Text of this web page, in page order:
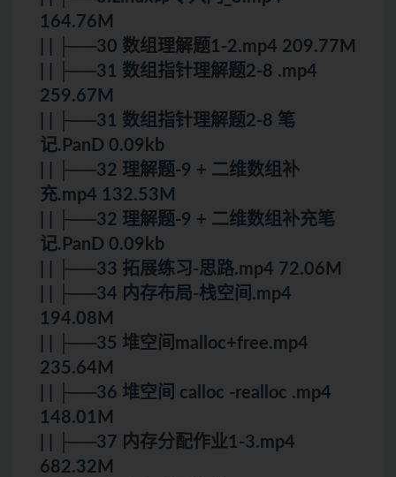
164.76M
| | ├──30 数组理解题1-2.mp4 209.77M
| | ├──31 数组指针理解题2-8 .mp4
259.67M
| | ├──31 数组指针理解题2-8 笔
记.PanD 0.09kb
| | ├──32 理解题-9 + 二维数组补
充.mp4 132.53M
| | ├──32 理解题-9 + 二维数组补充笔
记.PanD 0.09kb
| | ├──33 拓展练习-思路.mp4 72.06M
| | ├──34 内存布局-栈空间.mp4
194.08M
| | ├──35 堆空间malloc+free.mp4
235.64M
| | ├──36 堆空间 calloc -realloc .mp4
148.01M
| | ├──37 内存分配作业1-3.mp4
682.32M